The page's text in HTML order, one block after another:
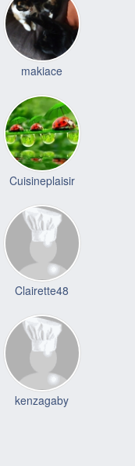
makiace
Cuisineplaisir
Clairette48
kenzagaby